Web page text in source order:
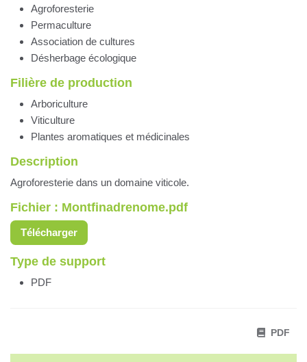
Agroforesterie
Permaculture
Association de cultures
Désherbage écologique
Filière de production
Arboriculture
Viticulture
Plantes aromatiques et médicinales
Description
Agroforesterie dans un domaine viticole.
Fichier : Montfinadrenome.pdf
Télécharger
Type de support
PDF
PDF